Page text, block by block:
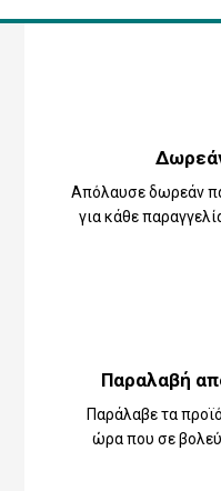
Απόλαυσε δωρεάν
για κάθε
Παραλαβή
Παράλαβε τα
ώρα που σε